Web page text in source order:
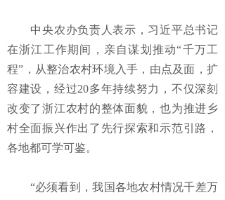
中央农办负责人表示，习近平总书记
在浙江工作期间，亲自谋划推动“千万工
程”，从整治农村环境入手，由点及面，扩
容建设，经过20多年持续努力，不仅深刻
改变了浙江农村的整体面貌，也为推进乡
村全面振兴作出了先行探索和示范引路，
各地都可学可鉴。
“必须看到，我国各地农村情况千差万